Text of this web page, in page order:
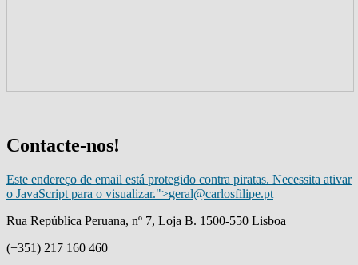
Contacte-nos!
Este endereço de email está protegido contra piratas. Necessita ativar
o JavaScript para o visualizar.">geral@carlosfilipe.pt
Rua República Peruana, nº 7, Loja B. 1500-550 Lisboa
(+351) 217 160 460